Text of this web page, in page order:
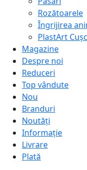
Rozătoarele
Îngrijirea
PlastArt
Magazine
Despre noi
Reduceri
Top vândute
Nou
Branduri
Noutăți
Informație
Livrare
Plată